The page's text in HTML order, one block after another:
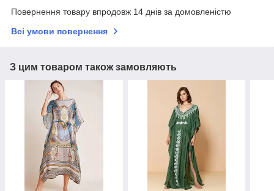
Повернення товару впродовж 14 днів за домовленістю
Всі умови повернення
З цим товаром також замовляють